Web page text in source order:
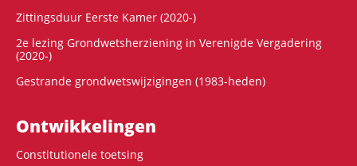
Zittingsduur Eerste Kamer (2020-)
2e lezing Grondwetsherziening in Verenigde Vergadering
(2020-)
Gestrande grondwetswijzigingen (1983-heden)
Ontwikke­lingen
Constitutionele toetsing